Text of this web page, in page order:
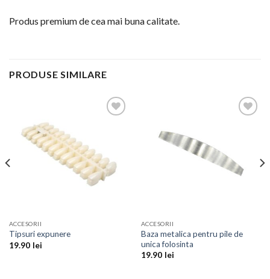
Produs premium de cea mai buna calitate.
PRODUSE SIMILARE
ACCESORII
Tipsuri expunere
19.90 lei
ACCESORII
Baza metalica pentru pile de
unica folosinta
19.90 lei